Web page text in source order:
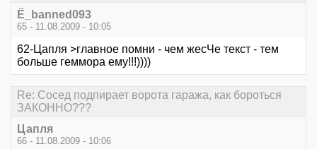
Ё_banned093
65 - 11.08.2009 - 10:05
62-Цапля >главное помни - чем жесЧе текст - тем
больше геммора ему!!!))))
Re: Сосед подпирает ворота гаража, как бороться
ЗАКОННО???
Цапля
66 - 11.08.2009 - 10:06